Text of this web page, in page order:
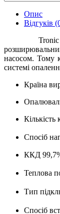
Опис
Відгуків
Tronic
насосом. Тому
системі
Країна
Спосіб
ККД
Теплова
Тип
Спосіб